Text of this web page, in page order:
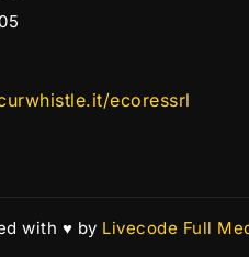
ecoressrl
with ♥️ by Livecode Full